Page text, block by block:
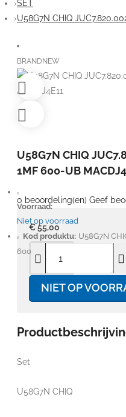
SET
U58G7N CHIQ
BRANDNEW
U58G7N CHIQ
1MF 600-UB
Voorraad:
Niet op voorraad
Kod produktu: U58G7N
600-UB MACDJ4E11
0 beoordeling(en) Geef
€ 55,00
NIET OP
Set
U58G7N CHIQ